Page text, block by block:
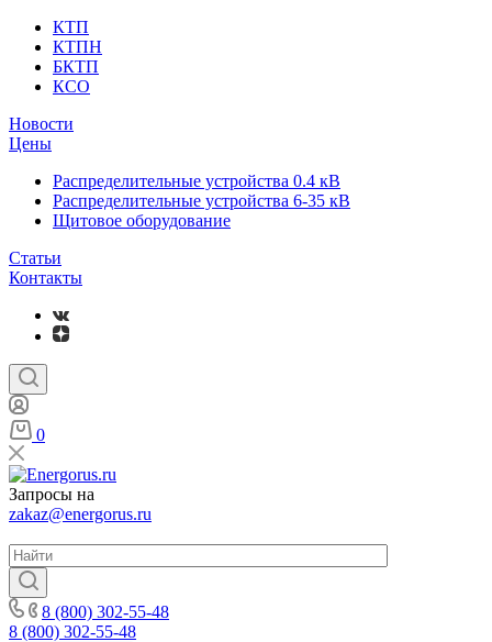
КТП
КТПН
БКТП
КСО
Новости
Цены
Распределительные устройства 0.4 кВ
Распределительные устройства 6-35 кВ
Щитовое оборудование
Статьи
Контакты
0
Запросы на
zakaz@energorus.ru
8 (800) 302-55-48
8 (800) 302-55-48